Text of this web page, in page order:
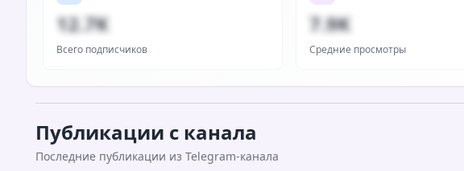
12.7K
Всего подписчиков
7.9K
Средние просмотры
Публикации с канала
Последние публикации из Telegram-канала